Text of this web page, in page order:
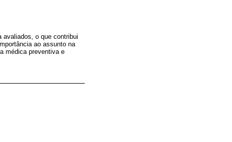
o que contribui
ao assunto na
médica preventiva e